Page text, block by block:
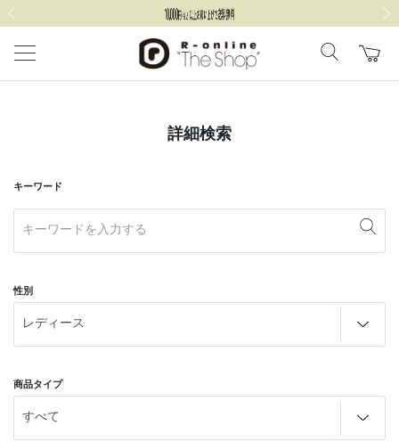
詳細検索
キーワード
性別
商品タイプ